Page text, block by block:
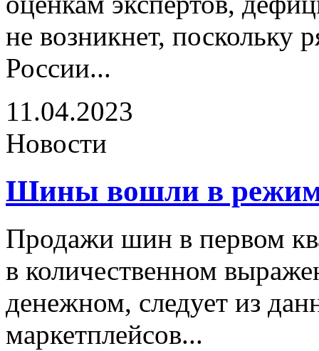
не возникнет, поскольку
России...
11.04.2023
Новости
Шины вошли в
Продажи шин в первом
в количественном
денежном, следует из
маркетплейсов...